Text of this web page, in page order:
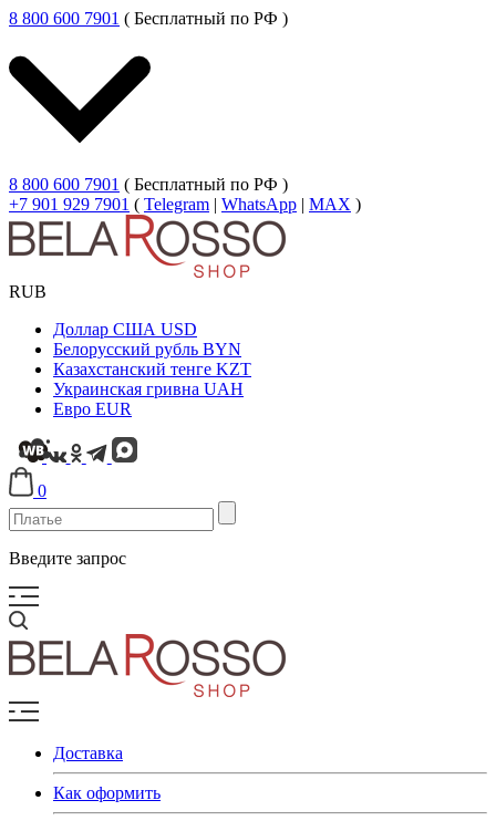
8 800 600 7901 ( Бесплатный по РФ )
8 800 600 7901 ( Бесплатный по РФ )
+7 901 929 7901 ( Telegram | WhatsApp | MAX )
RUB
Доллар США USD
Белорусский рубль BYN
Казахстанский тенге KZT
Украинская гривна UAH
Евро EUR
0
Введите запрос
Доставка
Как оформить